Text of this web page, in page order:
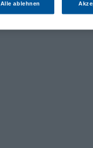
Alle ablehnen